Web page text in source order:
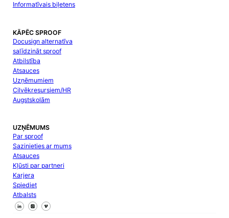
Informatīvais biļetens
KĀPĒC SPROOF
Docusign alternatīva
salīdzināt sproof
Atbilstība
Atsauces
Uzņēmumiem
Cilvēkresursiem/HR
Augstskolām
UZŅĒMUMS
Par sproof
Sazinieties ar mums
Atsauces
Kļūsti par partneri
Karjera
Spiediet
Atbalsts
Sekojiet mums Facebook
Sekojiet mums X
Sekojiet mums LinkedIn